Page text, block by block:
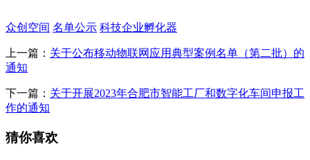
众创空间 名单公示 科技企业孵化器
上一篇： 关于公布移动物联网应用典型案例名单（第二批）的
通知
下一篇： 关于开展2023年合肥市智能工厂和数字化车间申报工
作的通知
猜你喜欢